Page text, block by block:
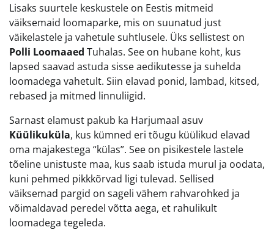
Lisaks suurtele keskustele on Eestis mitmeid
väiksemaid loomaparke, mis on suunatud just
väikelastele ja vahetule suhtlusele. Üks sellistest on
Polli Loomaaed Tuhalas. See on hubane koht, kus
lapsed saavad astuda sisse aedikutesse ja suhelda
loomadega vahetult. Siin elavad ponid, lambad, kitsed,
rebased ja mitmed linnuliigid.
Sarnast elamust pakub ka Harjumaal asuv
Küülikuküla, kus kümned eri tõugu küülikud elavad
oma majakestega “külas”. See on pisikestele lastele
tõeline unistuste maa, kus saab istuda murul ja oodata,
kuni pehmed pikkkõrvad ligi tulevad. Sellised
väiksemad pargid on sageli vähem rahvarohked ja
võimaldavad peredel võtta aega, et rahulikult
loomadega tegeleda.